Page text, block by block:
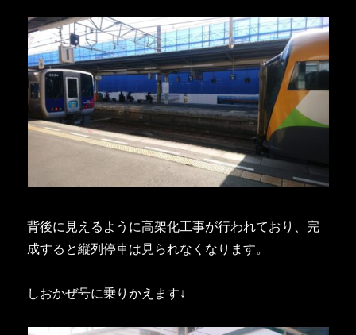
背後に見えるように高架化工事が行われており、完
成すると縦列停車は見られなくなります。
しおかぜ号に乗りかえます↓